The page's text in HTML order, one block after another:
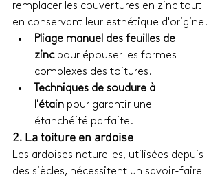
remplacer les couvertures en zinc tout
en conservant leur esthétique d'origine.
Pliage manuel des feuilles de
zinc pour épouser les formes
complexes des toitures.
Techniques de soudure à
l'étain pour garantir une
étanchéité parfaite.
2. La toiture en ardoise
Les ardoises naturelles, utilisées depuis
des siècles, nécessitent un savoir-faire